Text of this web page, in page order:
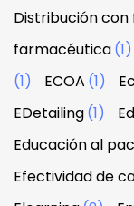
Distribución con
farmacéutica(1)
(1)
ECOA (1)
EDetailing(1)
Educación al
Efectividad de